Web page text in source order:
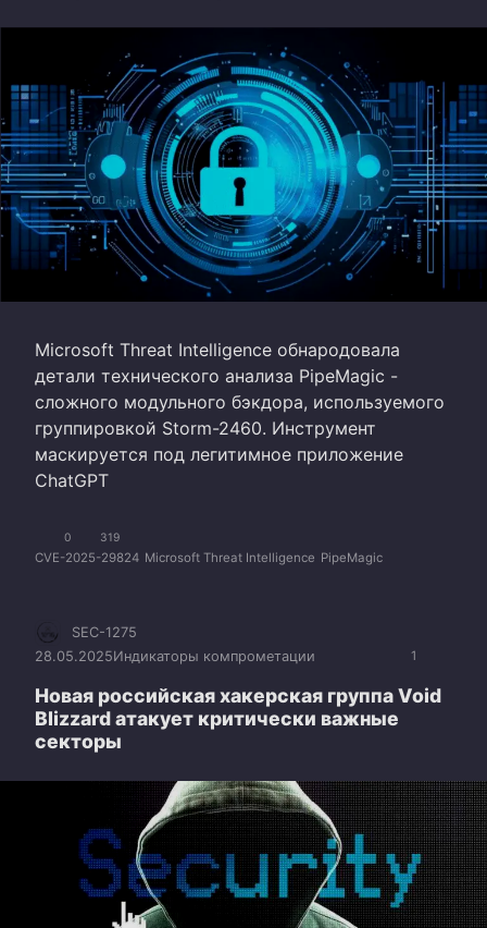
Microsoft Threat Intelligence обнародовала
детали технического анализа PipeMagic -
сложного модульного бэкдора, используемого
группировкой Storm-2460. Инструмент
маскируется под легитимное приложение
ChatGPT
0 319
CVE-2025-29824 Microsoft Threat Intelligence PipeMagic
1
SEC-1275
28.05.2025Индикаторы компрометации
Новая российская хакерская группа Void
Blizzard атакует критически важные
секторы